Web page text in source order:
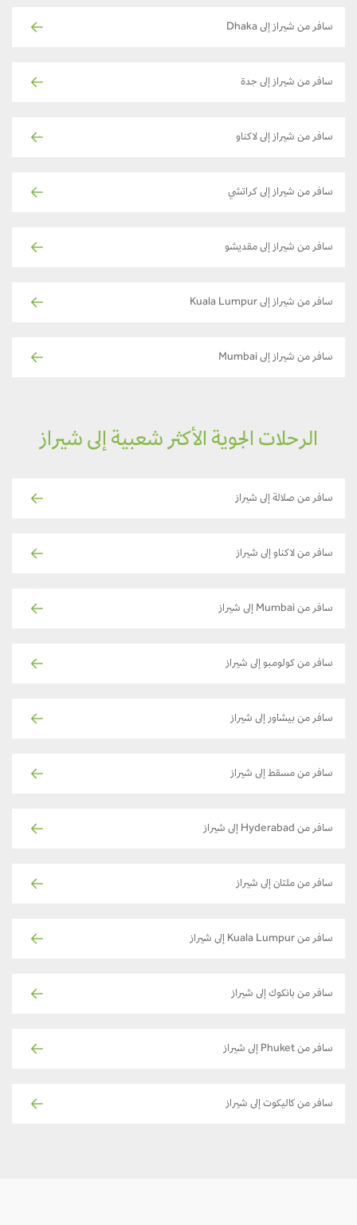
سافر من شيراز إلى Dhaka
سافر من شيراز إلى جدة
سافر من شيراز إلى لاكناو
سافر من شيراز إلى كراتشي
سافر من شيراز إلى مقديشو
سافر من شيراز إلى Kuala Lumpur
سافر من شيراز إلى Mumbai
الرحلات الجوية الأكثر شعبية إلى شيراز
سافر من صلالة إلى شيراز
سافر من لاكناو إلى شيراز
سافر من Mumbai إلى شيراز
سافر من كولومبو إلى شيراز
سافر من بيشاور إلى شيراز
سافر من مسقط إلى شيراز
سافر من Hyderabad إلى شيراز
سافر من ملتان إلى شيراز
سافر من Kuala Lumpur إلى شيراز
سافر من بانكوك إلى شيراز
سافر من Phuket إلى شيراز
سافر من كاليكوت إلى شيراز